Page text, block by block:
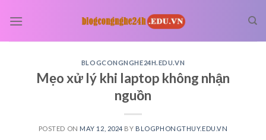
BLOGCONGNGHE24H.EDU.VN
Mẹo xử lý khi laptop không nhận
nguồn
POSTED ON MAY 12, 2024 BY BLOGPHONGTHUY.EDU.VN